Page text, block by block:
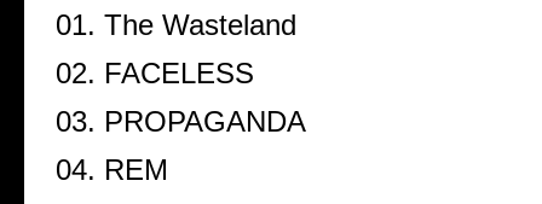
01. The Wasteland
02. FACELESS
03. PROPAGANDA
04. REM